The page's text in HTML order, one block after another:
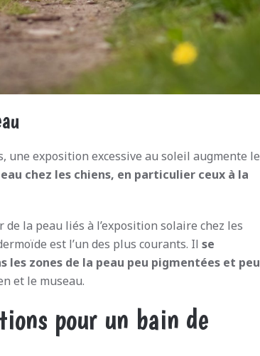
une exposition excessive au soleil augmente le
chez les chiens, en particulier ceux à la
de la peau liés à l’exposition solaire chez les
est l’un des plus courants. Il se
les zones de la peau peu pigmentées et peu
et le museau.
pour un bain de